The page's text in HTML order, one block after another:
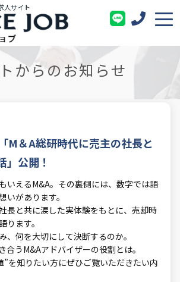
人サイト
からのお知らせ
M＆A総研時代に売主の社長と
」公開！
いえるM&A。その裏側には、数字では語
いがあります。
長と共に涙した実体験をもとに、売却時
ります。
、何を大切にして決断するのか。
合うM&Aアドバイザーの役割とは。
”を知りたい方にぜひご覧いただきたい内